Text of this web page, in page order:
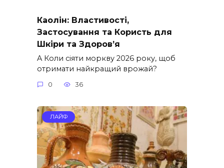
Каолін: Властивості,
Застосування та Користь для
Шкіри та Здоров’я
A Коли сіяти моркву 2026 року, щоб
отримати найкращий врожай?
0 36
ЛАЙФ